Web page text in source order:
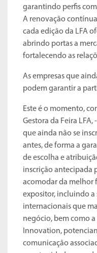
garantindo perfis
A renovação
cada edição da LFA
abrindo portas a
fortalecendo as
As empresas que
podem garantir a
Este é o momento,
Gestora da Feira LFA,
que ainda não se
antes, de forma a
de escolha e
inscrição antecipada
acomodar da melhor
expositor, incluindo a
internacionais que
negócio, bem como
Innovation,
comunicação